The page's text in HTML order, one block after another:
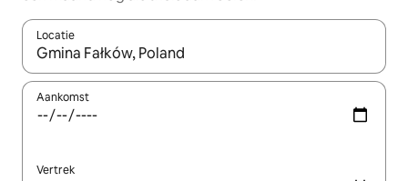
Locatie
Wanneer er suggesties beschikbaar zijn, maak je een keuze
Aankomst
Vertrek